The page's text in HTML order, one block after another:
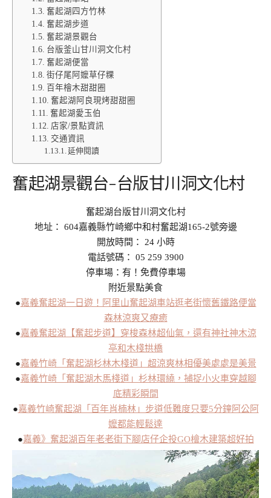
奮起湖四方竹林
奮起湖步道
奮起湖景觀台
台版釜山甘川洞文化村
奮起湖便當
街仔尾阿嬤草仔粿
百年檜木甜甜圈
奮起湖阿良現烤甜甜圈
奮起湖愛玉伯
店家/景點資訊
交通資訊
延伸閱讀
奮起湖景觀台-台版甘川洞文化村
奮起湖台版甘川洞文化村
地址： 604嘉義縣竹崎鄉中和村奮起湖165-2號旁邊
開放時間： 24 小時
電話號碼： 05 259 3900
停車場：有！免費停車場
附近景點美食
●嘉義奮起湖一日遊！阿里山奮起湖車站逛老街懷舊鐵路便當
森林涼爽又療癒
●嘉義奮起湖【奮起步道】穿梭森林超仙氣，還有神社神木涼
亭和木棧拱橋
●嘉義竹崎「奮起湖杉林木棧道」超涼爽林相優美處處是美景
●嘉義竹崎「奮起湖木馬棧道」杉林環繞，捕捉小火車穿越腳
底精彩瞬間
●嘉義竹崎奮起湖「百年肖楠林」步道低難度只要5分鐘阿公阿
嬤都能輕鬆達
●嘉義》奮起湖百年老老街下腳店仔企投GO檜木建築超好拍